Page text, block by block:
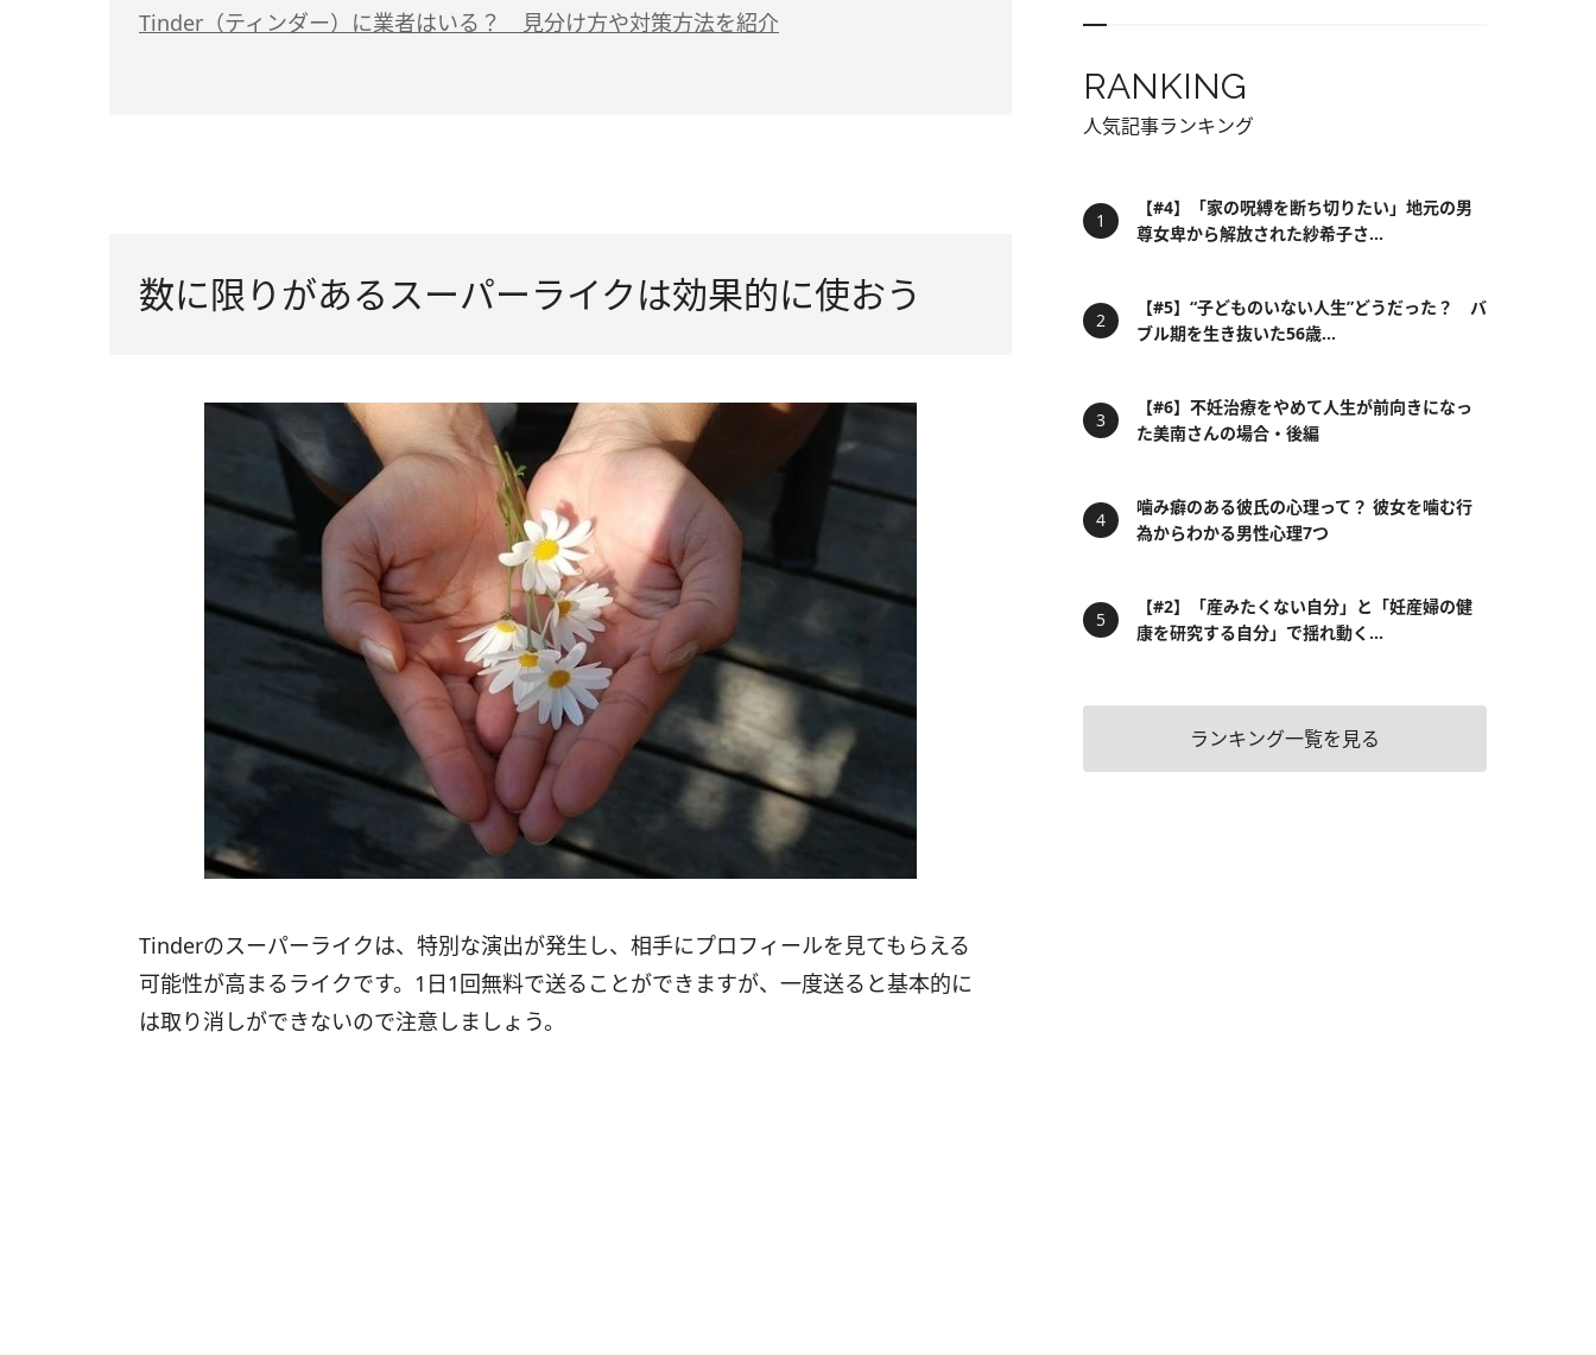
Tinder（ティンダー）に業者はいる？ 見分け方や対策方法を紹介
数に限りがあるスーパーライクは効果的に使おう
Tinderのスーパーライクは、特別な演出が発生し、相手にプロフィールを見てもらえる
可能性が高まるライクです。1日1回無料で送ることができますが、一度送ると基本的に
は取り消しができないので注意しましょう。
RANKING
人気記事ランキング
【#4】「家の呪縛を断ち切りたい」地元の男
尊女卑から解放された紗希子さ...
【#5】“子どものいない人生”どうだった？ バ
ブル期を生き抜いた56歳...
【#6】不妊治療をやめて人生が前向きになっ
た美南さんの場合・後編
噛み癖のある彼氏の心理って？ 彼女を噛む行
為からわかる男性心理7つ
【#2】「産みたくない自分」と「妊産婦の健
康を研究する自分」で揺れ動く...
ランキング一覧を見る